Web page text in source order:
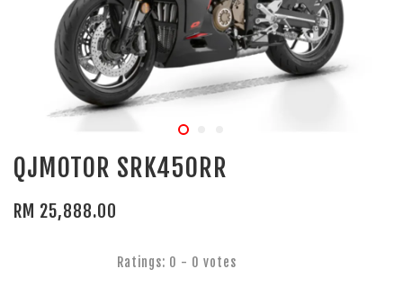
QJMOTOR SRK450RR
RM 25,888.00
Ratings: 0 - 0 votes